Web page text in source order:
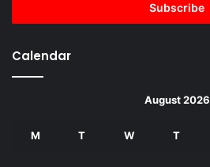
Calendar
August 2026
M T W T